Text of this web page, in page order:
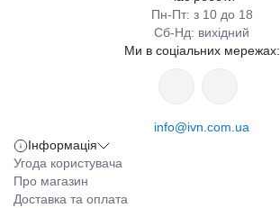
Пн-Пт: з 10 до 18
Сб-Нд: вихідний
Ми в соціальних мережах:
info@ivn.com.ua
Інформація
Угода користувача
Про магазин
Доставка та оплата